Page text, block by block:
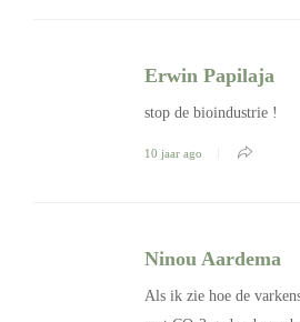
Erwin Papilaja
stop de bioindustrie !
10 jaar ago
Ninou Aardema
Als ik zie hoe de